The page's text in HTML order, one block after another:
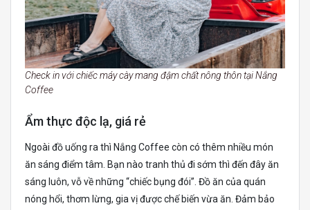
Check in với chiếc máy cày mang đậm chất nông thôn tại Nắng
Coffee
Ẩm thực độc lạ, giá rẻ
Ngoài đồ uống ra thì Nắng Coffee còn có thêm nhiều món
ăn sáng điểm tâm. Bạn nào tranh thủ đi sớm thì đến đây ăn
sáng luôn, vỗ về những “chiếc bụng đói”. Đồ ăn của quán
nóng hổi, thơm lừng, gia vị được chế biến vừa ăn. Đảm bảo